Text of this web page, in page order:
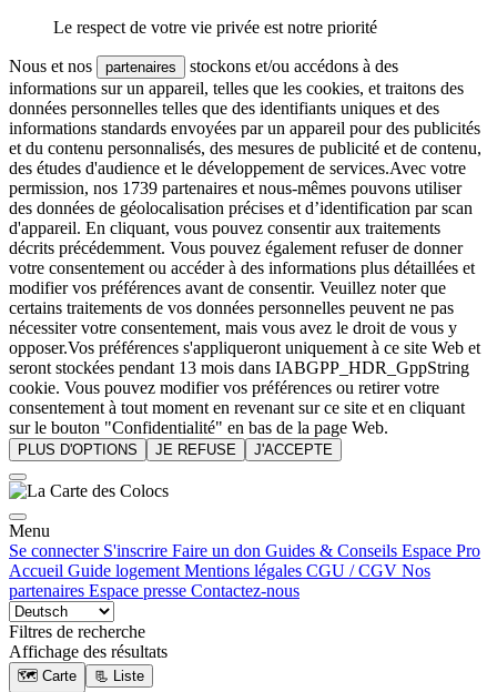
Le respect de votre vie privée est notre priorité
Nous et nos partenaires
stockons et/ou accédons à des
informations sur un appareil, telles que les cookies, et traitons des
données personnelles telles que des identifiants uniques et des
informations standards envoyées par un appareil pour des publicités
et du contenu personnalisés, des mesures de publicité et de contenu,
des études d'audience et le développement de services.Avec votre
permission, nos 1739 partenaires et nous-mêmes pouvons utiliser
des données de géolocalisation précises et d’identification par scan
d'appareil. En cliquant, vous pouvez consentir aux traitements
décrits précédemment. Vous pouvez également refuser de donner
votre consentement ou accéder à des informations plus détaillées et
modifier vos préférences avant de consentir. Veuillez noter que
certains traitements de vos données personnelles peuvent ne pas
nécessiter votre consentement, mais vous avez le droit de vous y
opposer.Vos préférences s'appliqueront uniquement à ce site Web et
seront stockées pendant 13 mois dans IABGPP_HDR_GppString
cookie. Vous pouvez modifier vos préférences ou retirer votre
consentement à tout moment en revenant sur ce site et en cliquant
sur le bouton "Confidentialité" en bas de la page Web.
PLUS D'OPTIONS JE REFUSE J'ACCEPTE
Menu
Se connecter S'inscrire Faire un don Guides & Conseils Espace Pro
Accueil Guide logement Mentions légales CGU / CGV Nos
partenaires Espace presse Contactez-nous
Filtres de recherche
Affichage des résultats
🗺️ Carte 📃 Liste